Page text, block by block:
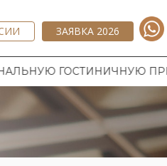
ЗАЯВКА 2026
ПРЕМИЮ